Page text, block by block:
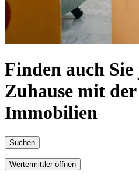
Finden auch
Zuhause mit
Immobilien
Suchen
Wertermittler öffnen